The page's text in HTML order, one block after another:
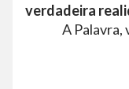
verdadeira
A Palavra,